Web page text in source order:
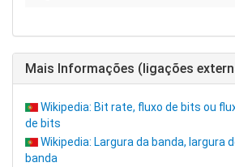
Mais Informações (ligações
Wikipedia: Bit rate, fluxo de bits ou
de bits
Wikipedia: Largura da banda, largura
banda